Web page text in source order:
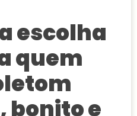
escolha
quem
bonito e